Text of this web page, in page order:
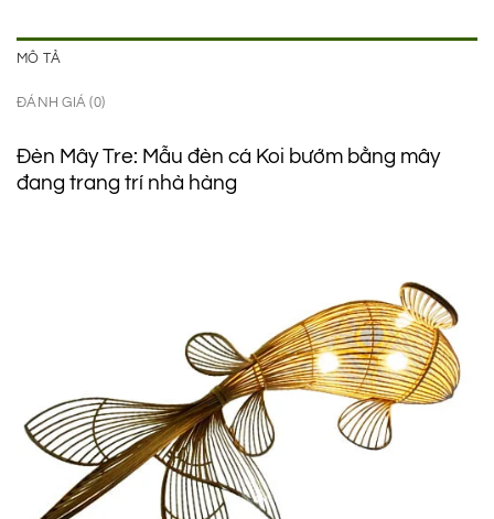
MÔ TẢ
ĐÁNH GIÁ (0)
Đèn Mây Tre: Mẫu đèn cá Koi bướm bằng mây
đang trang trí nhà hàng